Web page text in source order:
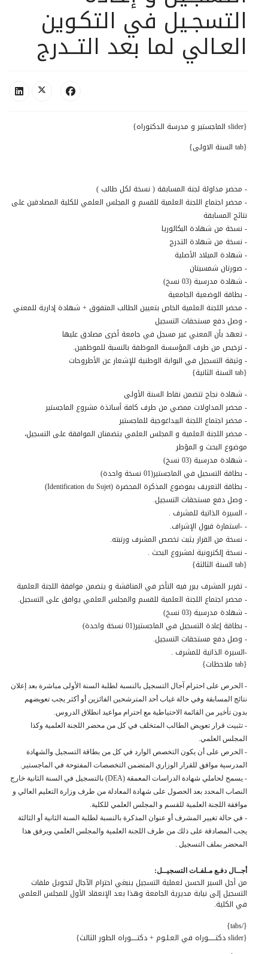
التسجـيل في التكـوين
العـالي لما بعد التــدرج
{slider الماجستير و مدرسة الدكتوراه}
{tab السنة الاولى}
- محضر مداولة لجنة المسابقة ( نسخة لكل طالب )
- محضر اجتماع اللجنة العلمية للقسم و المجلس العلمي للكلية المصادقين على
نتائج المسابقة
- نسخة من شهادة البكالوريا
- نسخة من شهادة التدرج
- شهادة الميلاد الأصلية
- صورتان شمسيتان
- شهادة مدرسية (03 نسخ)
- بطاقة الوضعية الجامعية
- محضر اللجنة العلمية الخاص بتعيين الطالب المتفوق + شهادة إدارية للمعني
- وصل دفع مستحقات التسجيل
- تعهد بأن المعني غير مسجل في جامعة أخرى مصادق عليها
- ترخيص من طرف المؤسسة الموظفة بالنسبة للموظفين.
- وثيقة التسجيل في البوابة الوطنية للإشعار عن الأطروحات
{tab السنة الثانية}
- شهادة نجاح تتضمن نقاط السنة الأولى
- محضر المداولات ممضي من طرف كافة أساتذة مشروع الماجستير
- محضر اجتماع اللجنة البيداغوجية للماجستير
- محضر اللجنة العلمية و المجلس العلمي يتضمنان الموافقة على التسجيل،
موضوع البحث و المؤطر
- شهادة مدرسية (03 نسخ)
- بطاقة التسجيل في الماجستير(01 نسخة واحدة)
- بطاقة التعريف بموضوع المذكرة المحضرة (Identification du Sujet)
- وصل دفع مستحقات التسجيل.
- السيرة الذاتية للمشرف .
- -استمارة قبول الإشراف.
- نسخة من القرار يثبت تخصص المشرف ورتبته.
- نسخة إلكترونية لمشروع البحث .
{tab السنة الثالثة}
- تقرير المشرف يبرر فيه التأخر في المناقشة و يتضمن موافقة اللجنة العلمية
- محضر اجتماع اللجنة العلمية للقسم والمجلس العلمي يوافق على التسجيل.
- شهادة مدرسية (03 نسخ)
- بطاقة إعادة التسجيل في الماجستير(01 نسخة واحدة)
- وصل دفع مستحقات التسجيل.
-السيرة الذاتية للمشرف .
{tab ملاحظات}
- الحرص على احترام آجال التسجيل بالنسبة لطلبة السنة الأولى مباشرة بعد إعلان
نتائج المسابقة وفي حالة غياب أحد المترشحين الفائزين أو أكثر يجب تعويضهم
بدون تأخير من القائمة الاحتياطية مع احترام مواعيد انطلاق الدروس.
- تثبيت قرار تعويض الطالب المتخلف في كل من محضر اللجنة العلمية وكذا
المجلس العلمي.
- الحرص على أن يكون التخصص الوارد في كل من بطاقة التسجيل والشهادة
المدرسية موافق للقرار الوزاري المتضمن التخصصات المفتوحة في الماجستير.
- يسمح لحاملي شهادة الدراسات المعمقة (DEA) بالتسجيل في السنة الثانية خارج
النصاب المحدد بعد الحصول على شهادة المعادلة من طرف وزارة التعليم العالي و
موافقة اللجنة العلمية للقسم و المجلس العلمي للكلية.
- في حالة تغيير المشرف أو عنوان المذكرة بالنسبة لطلبة السنة الثانية أو الثالثة
يجب المصادقة على ذلك من طرف اللجنة العلمية والمجلس العلمي ويرفق هذا
المحضر بملف التسجيل .
أجــال دفـع مـلفـات التسجيــل:
من أجل السير الحسن لعملية التسجيل ينبغي احترام الآجال لتحويل ملفات
التسجيل إلى نيابة مديرية الجامعة وهذا بعد الإنعقاد الأول للمجلس العلمي
في الكلية.
{/tabs}
{slider دكتــــــوراه في العـلـوم + دكتـــــوراه الطور الثالث}